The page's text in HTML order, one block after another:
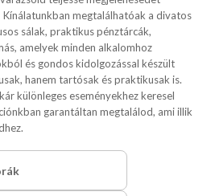
megtalálhatóak a divatos
sálak, praktikus pénztárcák,
amelyek minden alkalomhoz
és gondos kidolgozással készült
hanem tartósak és praktikusak is.
különleges eseményekhez keresel
garantáltan megtalálod, ami illik